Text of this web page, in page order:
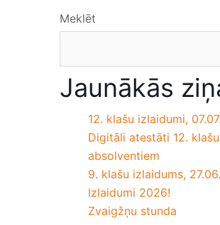
Meklēt
Jaunākās
12. klašu izlaidumi,
Digitāli atestāti 12. klašu
absolventiem
9. klašu izlaidums,
Izlaidumi 2026!
Zvaigžņu stunda